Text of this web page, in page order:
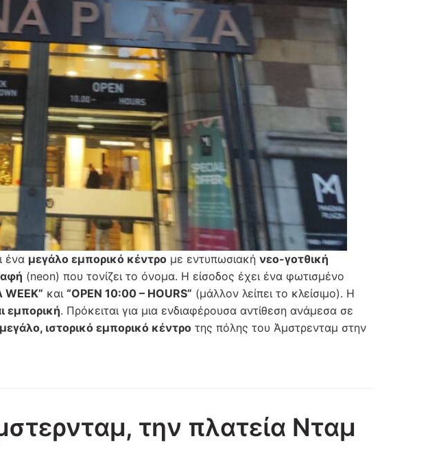
ένα μεγάλο εμπορικό κέντρο με εντυπωσιακή νεο-γοτθική
(neon) που τονίζει το όνομα. Η είσοδος έχει ένα φωτισμένο
WEEK” και “OPEN 10:00 – HOURS” (μάλλον λείπει το κλείσιμο). Η
εμπορική. Πρόκειται για μια ενδιαφέρουσα αντίθεση ανάμεσα σε
μεγάλο, ιστορικό εμπορικό κέντρο της πόλης του Άμστρενταμ στην
την πλατεία Νταμ